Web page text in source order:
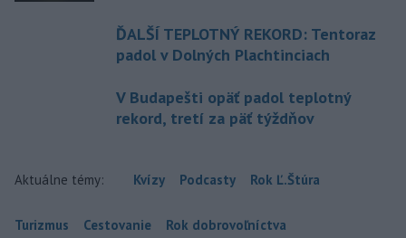
ĎALŠÍ TEPLOTNÝ REKORD: Tentoraz
padol v Dolných Plachtinciach
V Budapešti opäť padol teplotný
rekord, tretí za päť týždňov
Aktuálne témy: Kvízy Podcasty Rok Ľ.Štúra
Turizmus Cestovanie Rok dobrovoľníctva